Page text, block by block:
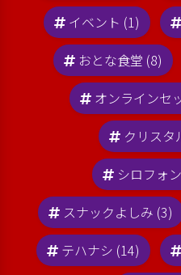
イベント (1)
おとな食堂 (8)
オンラインセ
クリスタ
シロフォ
スナックよしみ (3)
テハナシ (14)